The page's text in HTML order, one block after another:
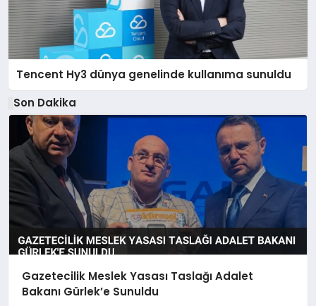
Tencent Hy3 dünya genelinde kullanıma sunuldu
Son Dakika
Gazetecilik Meslek Yasası Taslağı Adalet
Bakanı Gürlek’e Sunuldu